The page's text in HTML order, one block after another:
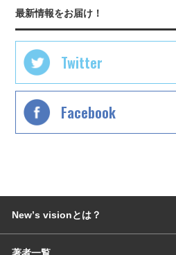
最新情報をお届け！
Twitter
Facebook
Newʼs visionとは？